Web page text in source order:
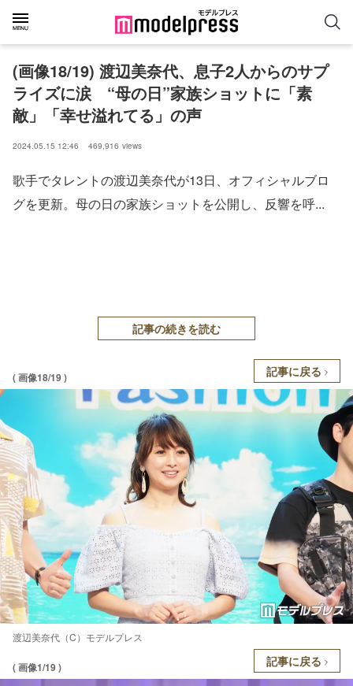
(画像18/19) 渡辺美奈代、息子2人からのサプ
ライズに涙 “母の日”家族ショットに「素
敵」「幸せ溢れてる」の声
2024.05.15 12:46 469,916 views
歌手でタレントの渡辺美奈代が13日、オフィシャルブロ
グを更新。母の日の家族ショットを公開し、反響を呼...
記事の続きを読む
( 画像18/19 ) 記事に戻る
渡辺美奈代（C）モデルプレス
( 画像1/19 ) 記事に戻る